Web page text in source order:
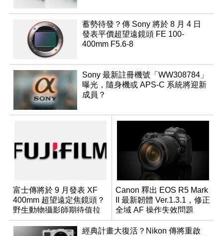
蓄勢待發？傳 Sony 將於 8 月 4 日
發表平價超望遠鏡頭 FE 100-
400mm F5.6-8
Sony 最新註冊機號「WW308784」
曝光，隨身機或 APS-C 系統將迎新
成員？
富士傳將於 9 月發表 XF
400mm 超望遠定焦鏡頭？
野生動物攝影師期待值拉
滿
Canon 釋出 EOS R5 Mark
II 最新韌體 Ver.1.3.1，修正
全域 AF 操作失效問題
經典計畫大復活？Nikon 傳將重啟